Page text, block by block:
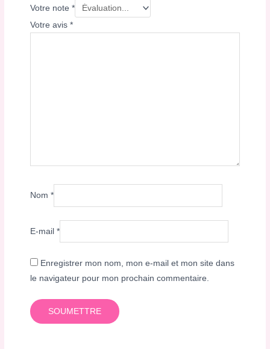
Votre note*
Votre avis*
Nom*
E-mail*
Enregistrer mon nom, mon e-mail et mon site dans
le navigateur pour mon prochain commentaire.